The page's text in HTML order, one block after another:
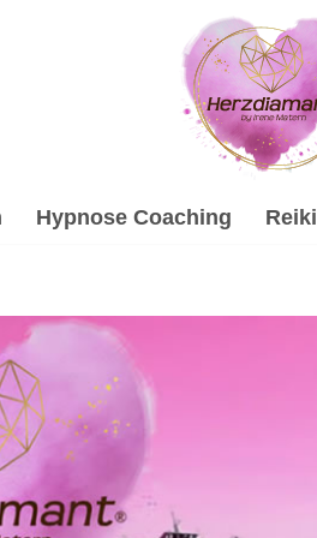
Hypnose Coaching
bei ↗️💓️Herzdiamant.net als
Beratung,